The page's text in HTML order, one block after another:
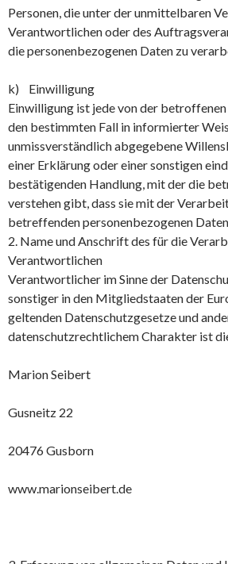
Personen, die unter der unmittelbaren
Verantwortlichen oder des
die personenbezogenen Daten zu
k) Einwilligung
Einwilligung ist jede von der
den bestimmten Fall in informierter
unmissverständlich abgegebene
einer Erklärung oder einer sonstigen
bestätigenden Handlung, mit der die
verstehen gibt, dass sie mit der
betreffenden personenbezogenen
2. Name und Anschrift des für die
Verantwortlichen
Verantwortlicher im Sinne der
sonstiger in den Mitgliedstaaten der
geltenden Datenschutzgesetze und
datenschutzrechtlichem Charakter ist
Marion Seibert
Gusneitz 22
20476 Gusborn
www.marionseibert.de